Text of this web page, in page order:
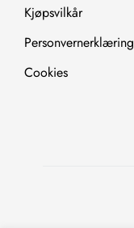
Kjøpsvilkår
Personvernerklæring
Cookies